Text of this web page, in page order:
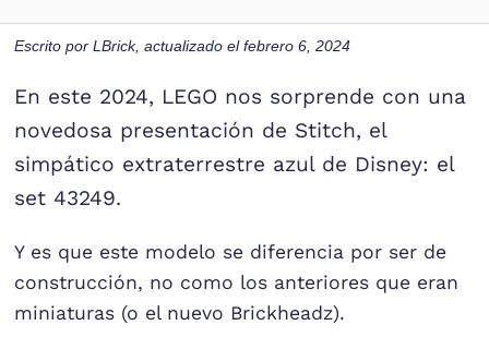
Escrito porLBrick, actualizado elfebrero 6, 2024
En este 2024, LEGO nos sorprende con una
novedosa presentación de Stitch, el
simpático extraterrestre azul de Disney: el
set 43249.
Y es que este modelo se diferencia por ser de
construcción, no como los anteriores que eran
miniaturas (o el nuevo Brickheadz).